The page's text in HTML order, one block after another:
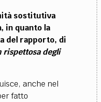
sostitutiva
in quanto la
del rapporto, di
rispettosa degli
anche nel
fatto